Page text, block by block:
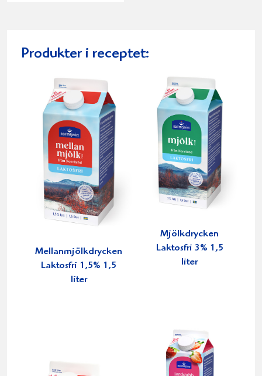
Produkter i receptet:
Mellanmjölkdrycken
Laktosfri 1,5% 1,5
liter
Mjölkdrycken
Laktosfri 3% 1,5
liter